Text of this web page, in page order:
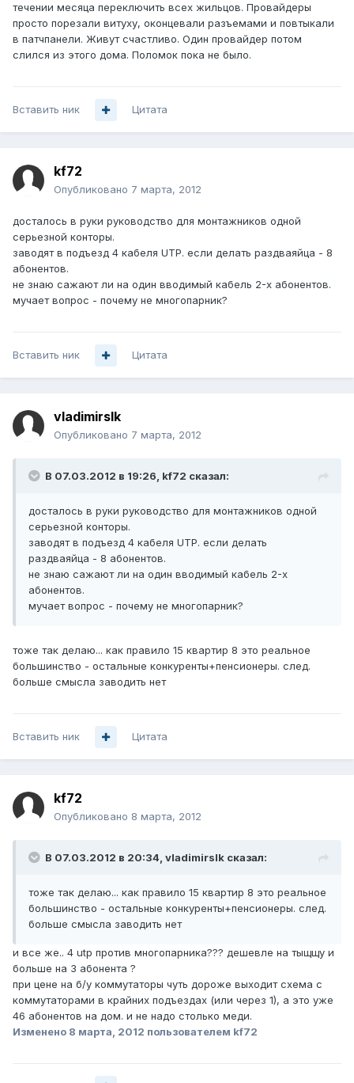
течении месяца переключить всех жильцов. Провайдеры
просто порезали витуху, оконцевали разъемами и повтыкали
в патчпанели. Живут счастливо. Один провайдер потом
слился из этого дома. Поломок пока не было.
Вставить ник Цитата
kf72
Опубликовано 7 марта, 2012
досталось в руки руководство для монтажников одной
серьезной конторы.
заводят в подъезд 4 кабеля UTP. если делать раздваяйца - 8
абонентов.
не знаю сажают ли на один вводимый кабель 2-х абонентов.
мучает вопрос - почему не многопарник?
Вставить ник Цитата
vladimirslk
Опубликовано 7 марта, 2012
В 07.03.2012 в 19:26, kf72 сказал:
досталось в руки руководство для монтажников одной
серьезной конторы.
заводят в подъезд 4 кабеля UTP. если делать
раздваяйца - 8 абонентов.
не знаю сажают ли на один вводимый кабель 2-х
абонентов.
мучает вопрос - почему не многопарник?
тоже так делаю... как правило 15 квартир 8 это реальное
большинство - остальные конкуренты+пенсионеры. след.
больше смысла заводить нет
Вставить ник Цитата
kf72
Опубликовано 8 марта, 2012
В 07.03.2012 в 20:34, vladimirslk сказал:
тоже так делаю... как правило 15 квартир 8 это реальное
большинство - остальные конкуренты+пенсионеры. след.
больше смысла заводить нет
и все же.. 4 utp против многопарника??? дешевле на тыщщу и
больше на 3 абонента ?
при цене на б/у коммутаторы чуть дороже выходит схема с
коммутаторами в крайних подъездах (или через 1), а это уже
46 абонентов на дом. и не надо столько меди.
Изменено 8 марта, 2012 пользователем kf72